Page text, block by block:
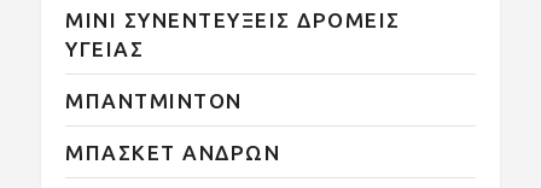
ΜΙΝΙ ΣΥΝΕΝΤΕΥΞΕΙΣ ΔΡΟΜΕΙΣ
ΥΓΕΙΑΣ
ΜΠΑΝΤΜΙΝΤΟΝ
ΜΠΑΣΚΕΤ ΑΝΔΡΩΝ